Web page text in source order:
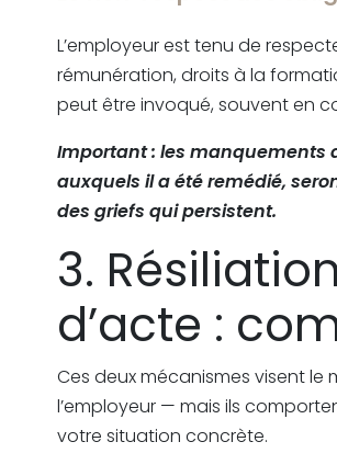
L’employeur est tenu de
rémunération, droits à la
peut être invoqué, souvent en
Important : les manquements
auxquels il a été remédié,
des griefs qui persistent.
3.
d’acte :
Ces deux mécanismes visent
l’employeur — mais ils
votre situation concrète.